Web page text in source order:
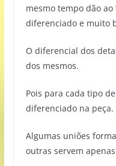
mesmo tempo dão
diferenciado e muito
O diferencial dos
dos mesmos.
Pois para cada tipo
diferenciado na peça.
Algumas uniões
outras servem